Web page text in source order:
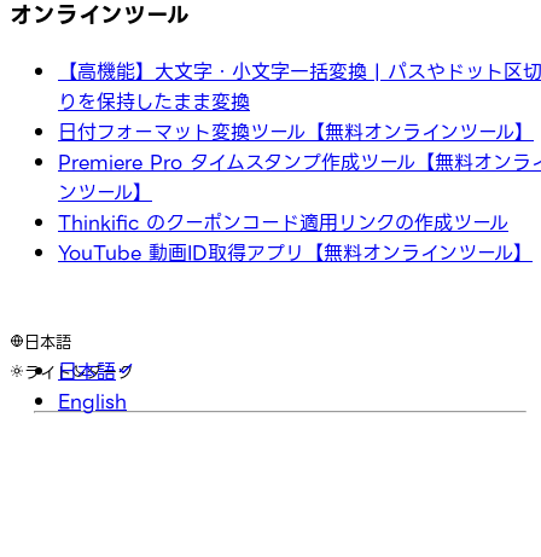
オンラインツール
【高機能】大文字・小文字一括変換 | パスやドット区切
りを保持したまま変換
日付フォーマット変換ツール【無料オンラインツール】
Premiere Pro タイムスタンプ作成ツール【無料オンラ
ンツール】
Thinkific のクーポンコード適用リンクの作成ツール
YouTube 動画ID取得アプリ【無料オンラインツール】
日本語
日本語
English
ライト ダーク